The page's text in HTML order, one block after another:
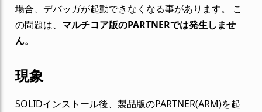
場合、デバッガが起動できなくなる事があります。 こ
の問題は、 マルチコア版のPARTNERでは発生しませ
ん。
現象
SOLIDインストール後、製品版のPARTNER(ARM)を起